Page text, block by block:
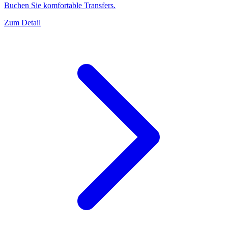
Buchen Sie komfortable Transfers.
Zum Detail